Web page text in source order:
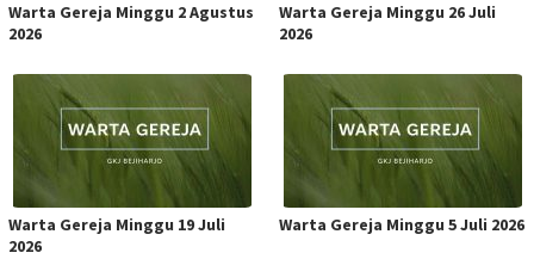
Warta Gereja Minggu 2 Agustus
2026
Warta Gereja Minggu 26 Juli
2026
Warta Gereja Minggu 19 Juli
2026
Warta Gereja Minggu 5 Juli 2026